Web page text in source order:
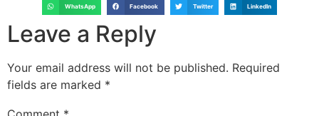
WhatsApp Facebook Twitter LinkedIn
Leave a Reply
Your email address will not be published. Required
fields are marked *